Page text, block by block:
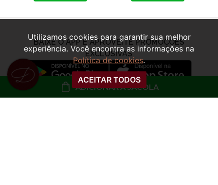
ADICIONAR À SACOLA
Utilizamos cookies para garantir sua melhor
experiência. Você encontra as informações na
Política de cookies.
ACEITAR TODOS